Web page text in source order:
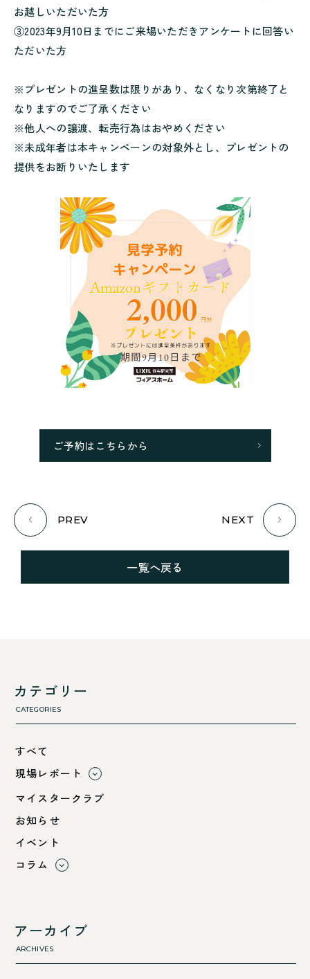
お越しいただいた方
③2023年9月10日までにご来場いただきアンケートに回答い
ただいた方
※プレゼントの進呈数は限りがあり、なくなり次第終了と
なりますのでご了承ください
※他人への譲渡、転売行為はおやめください
※未成年者は本キャンペーンの対象外とし、プレゼントの
提供をお断りいたします
ご予約はこちらから
PREV NEXT
一覧へ戻る
カテゴリー
CATEGORIES
すべて
現場レポート
すべて
小浜市
舞鶴市-中
舞鶴市-東
マイスタークラブ
お知らせ
イベント
コラム
断熱性のこと
アーカイブ
ARCHIVES